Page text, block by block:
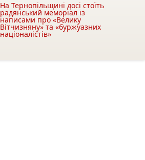
На Тернопільщині досі стоїть
радянський меморіал із
написами про «Велику
Вітчизняну» та «буржуазних
націоналістів»